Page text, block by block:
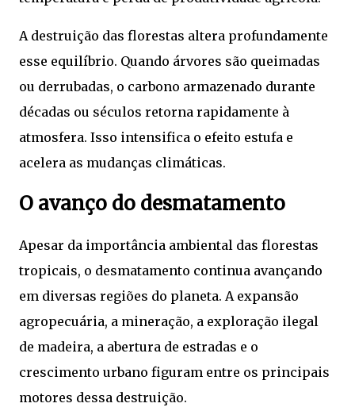
A destruição das florestas altera profundamente
esse equilíbrio. Quando árvores são queimadas
ou derrubadas, o carbono armazenado durante
décadas ou séculos retorna rapidamente à
atmosfera. Isso intensifica o efeito estufa e
acelera as mudanças climáticas.
O avanço do desmatamento
Apesar da importância ambiental das florestas
tropicais, o desmatamento continua avançando
em diversas regiões do planeta. A expansão
agropecuária, a mineração, a exploração ilegal
de madeira, a abertura de estradas e o
crescimento urbano figuram entre os principais
motores dessa destruição.